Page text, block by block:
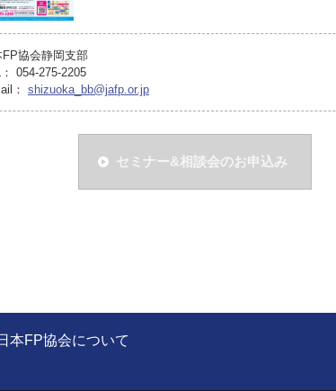
FP協会静岡支部
054-275-2205
： shizuoka_bb@jafp.or.jp
セミナー&相談会のお申込み
本FP協会について